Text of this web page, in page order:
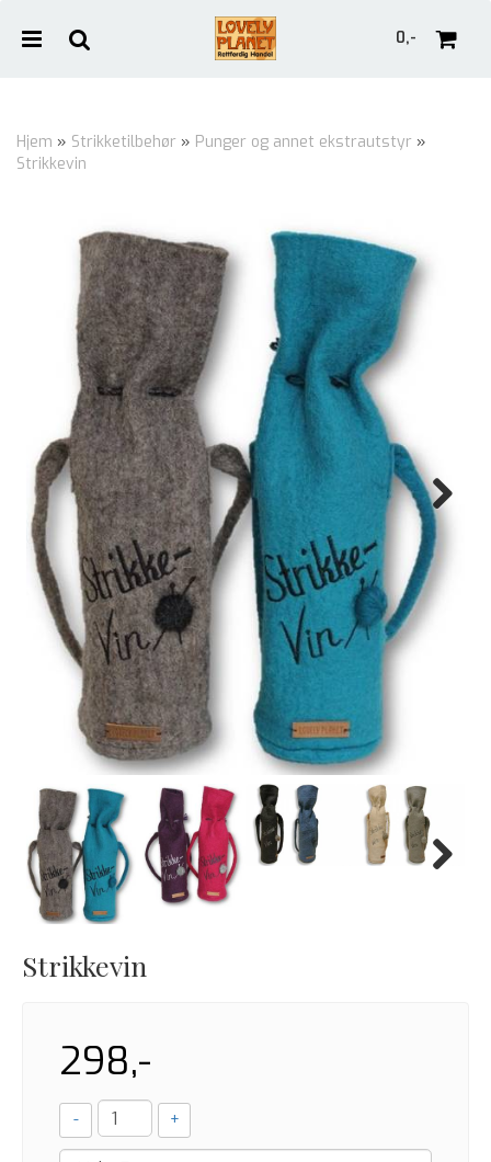
0,-
Hjem » Strikketilbehør » Punger og annet ekstrautstyr »
Strikkevin
Next
Strikkevin
298,-
- +
Trykk ENTER for å søke